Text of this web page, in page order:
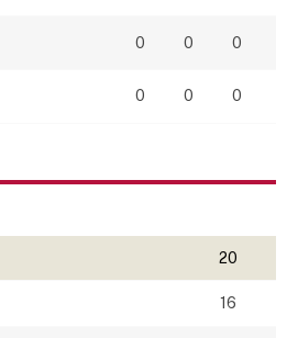
0 0 0
0 0 0
20
16